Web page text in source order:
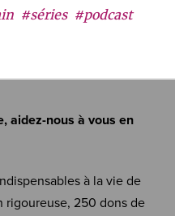
#séries #podcast
aidez-nous à vous en
à la vie de
rigoureuse, 250 dons de